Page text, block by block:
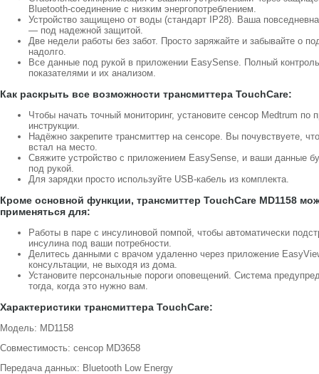
Bluetooth-соединение с низким энергопотреблением.
Устройство защищено от воды (стандарт IP28). Ваша
— под надежной защитой.
Две недели работы без забот. Просто заряжайте и забывайте о
надолго.
Все данные под рукой в приложении EasySense. Полный
показателями и их анализом.
Как раскрыть все возможности трансмиттера TouchCare:
Чтобы начать точный мониторинг, установите сенсор Medtrum по
инструкции.
Надёжно закрепите трансмиттер на сенсоре. Вы почувствуете,
встал на место.
Свяжите устройство с приложением EasySense, и ваши данные
под рукой.
Для зарядки просто используйте USB-кабель из комплекта.
Кроме основной функции, трансмиттер TouchCare MD1158
применяться для:
Работы в паре с инсулиновой помпой, чтобы автоматически
инсулина под ваши потребности.
Делитесь данными с врачом удаленно через приложение
консультации, не выходя из дома.
Установите персональные пороги оповещений. Система
тогда, когда это нужно вам.
Характеристики трансмиттера TouchCare:
Модель: MD1158
Совместимость: сенсор MD3658
Передача данных: Bluetooth Low Energy